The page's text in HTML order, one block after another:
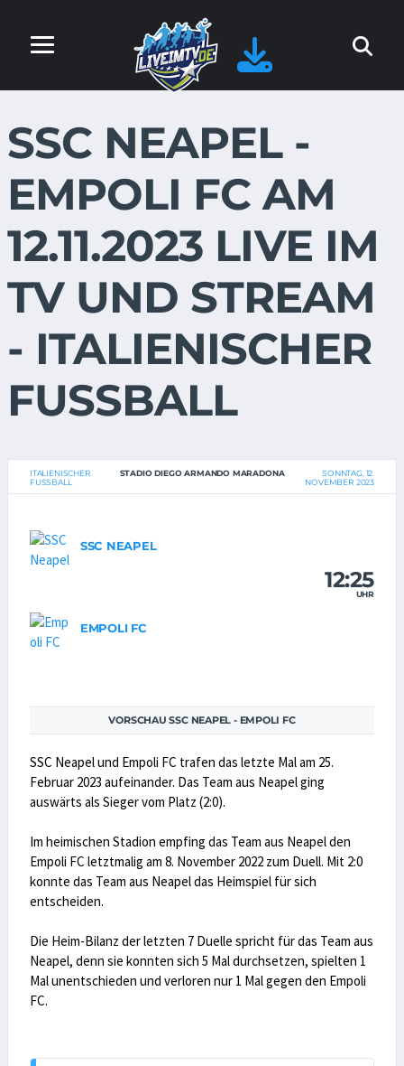
SSC NEAPEL -
EMPOLI FC AM
12.11.2023 LIVE IM
TV UND STREAM
- ITALIENISCHER
FUSSBALL
ITALIENISCHER
FUSSBALL
STADIO DIEGO ARMANDO MARADONA
SONNTAG, 12.
NOVEMBER 2023
SSC NEAPEL
12:25
UHR
EMPOLI FC
VORSCHAU SSC NEAPEL - EMPOLI FC
SSC Neapel und Empoli FC trafen das letzte Mal am 25.
Februar 2023 aufeinander. Das Team aus Neapel ging
auswärts als Sieger vom Platz (2:0).
Im heimischen Stadion empfing das Team aus Neapel den
Empoli FC letztmalig am 8. November 2022 zum Duell. Mit 2:0
konnte das Team aus Neapel das Heimspiel für sich
entscheiden.
Die Heim-Bilanz der letzten 7 Duelle spricht für das Team aus
Neapel, denn sie konnten sich 5 Mal durchsetzen, spielten 1
Mal unentschieden und verloren nur 1 Mal gegen den Empoli
FC.